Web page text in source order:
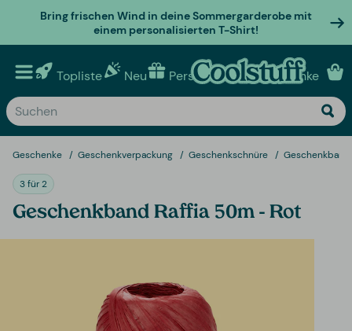
Bring frischen Wind in deine Sommergarderobe mit
einem personalisierten T-Shirt!
Topliste Neu Personalisierte geschenke
Geschenke Geschenkverpackung Geschenkschnüre
3 für 2
Geschenkband Raffia 50m - Rot